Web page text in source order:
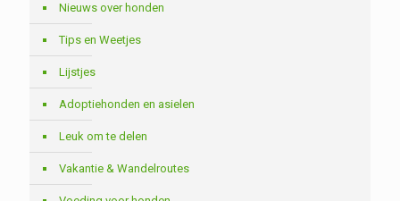
Nieuws over honden
Tips en Weetjes
Lijstjes
Adoptiehonden en asielen
Leuk om te delen
Vakantie & Wandelroutes